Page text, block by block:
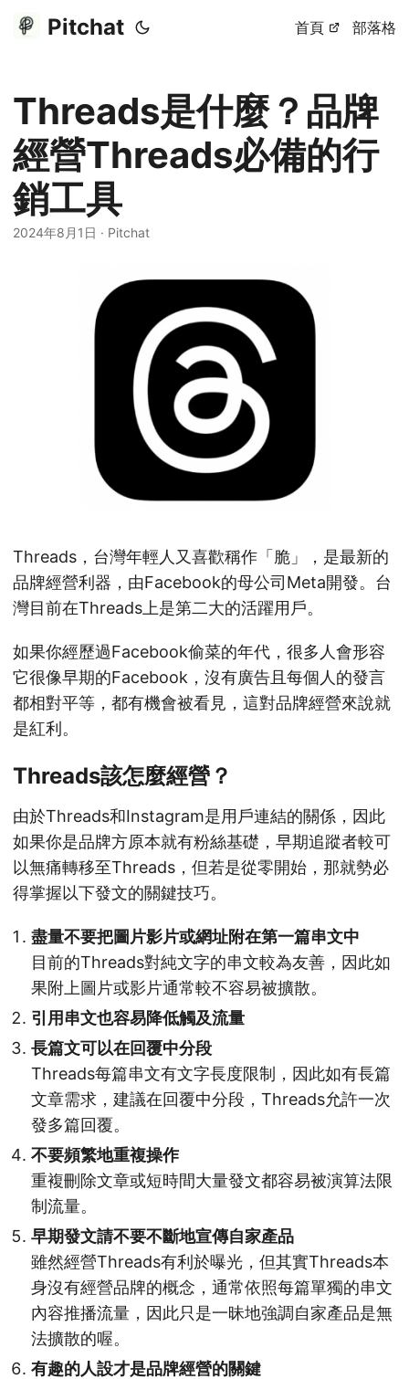
Pitchat 首頁 部落格
Threads是什麼？品牌
經營Threads必備的行
銷工具
2024年8月1日 · Pitchat
Threads，台灣年輕人又喜歡稱作「脆」，是最新的
品牌經營利器，由Facebook的母公司Meta開發。台
灣目前在Threads上是第二大的活躍用戶。
如果你經歷過Facebook偷菜的年代，很多人會形容
它很像早期的Facebook，沒有廣告且每個人的發言
都相對平等，都有機會被看見，這對品牌經營來說就
是紅利。
Threads該怎麼經營？
由於Threads和Instagram是用戶連結的關係，因此
如果你是品牌方原本就有粉絲基礎，早期追蹤者較可
以無痛轉移至Threads，但若是從零開始，那就勢必
得掌握以下發文的關鍵技巧。
盡量不要把圖片影片或網址附在第一篇串文中
目前的Threads對純文字的串文較為友善，因此如
果附上圖片或影片通常較不容易被擴散。
引用串文也容易降低觸及流量
長篇文可以在回覆中分段
Threads每篇串文有文字長度限制，因此如有長篇
文章需求，建議在回覆中分段，Threads允許一次
發多篇回覆。
不要頻繁地重複操作
重複刪除文章或短時間大量發文都容易被演算法限
制流量。
早期發文請不要不斷地宣傳自家產品
雖然經營Threads有利於曝光，但其實Threads本
身沒有經營品牌的概念，通常依照每篇單獨的串文
內容推播流量，因此只是一昧地強調自家產品是無
法擴散的喔。
有趣的人設才是品牌經營的關鍵